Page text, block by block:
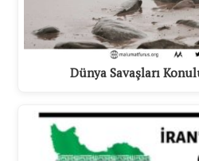
Dünya Savaşları